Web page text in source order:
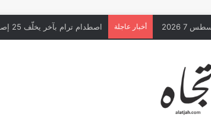
7 2026 أخبار عاجلة اصطدام ترام بآخر يخلّف 25 إصابة غرب ألمانيا